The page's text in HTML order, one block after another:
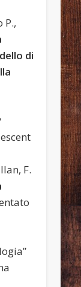
di
F.